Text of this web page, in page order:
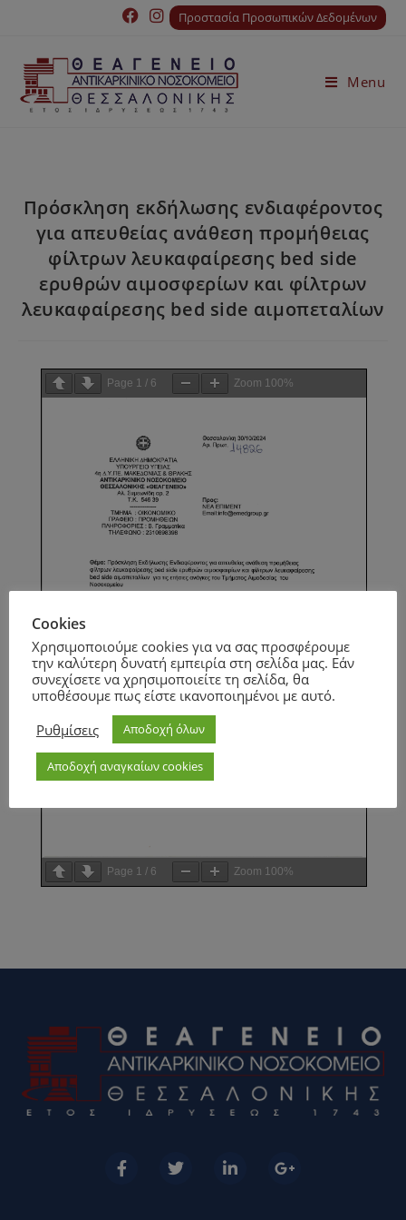
Προστασία Προσωπικών Δεδομένων
Menu
Πρόσκληση εκδήλωσης ενδιαφέροντος
για απευθείας ανάθεση προμήθειας
φίλτρων λευκαφαίρεσης bed side
ερυθρών αιμοσφερίων και φίλτρων
λευκαφαίρεσης bed side αιμοπεταλίων
Page 1 / 6 Zoom 100%
Page 1 / 6 Zoom 100%
Cookies
Χρησιμοποιούμε cookies για να σας προσφέρουμε
την καλύτερη δυνατή εμπειρία στη σελίδα μας. Εάν
συνεχίσετε να χρησιμοποιείτε τη σελίδα, θα
υποθέσουμε πως είστε ικανοποιημένοι με αυτό.
Ρυθμίσεις
Αποδοχή όλων
Αποδοχή αναγκαίων cookies